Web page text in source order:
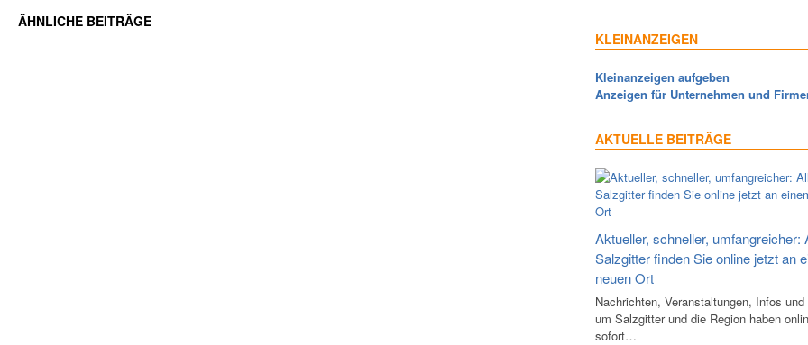
ÄHNLICHE BEITRÄGE
KLEINANZEIGEN
Kleinanzeigen aufgeben
Anzeigen für Unternehmen und
AKTUELLE BEITRÄGE
Aktueller, schneller, umfangreicher:
Salzgitter finden Sie online jetzt an
neuen Ort
Nachrichten, Veranstaltungen, Infos
um Salzgitter und die Region haben
sofort…